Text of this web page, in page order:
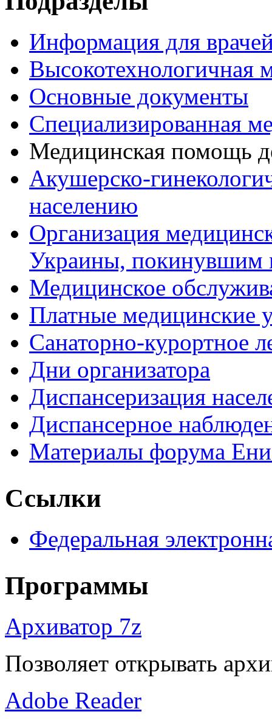
Информация для
Высокотехнологичная
Основные документы
Специализированная
Медицинская помощь
Акушерско-
населению
Организация
Украины, покинувшим
Медицинское
Платные медицинские
Санаторно-курортное
Дни организатора
Диспансеризация
Диспансерное
Материалы форума
Ссылки
Федеральная
Программы
Архиватор 7z
Позволяет открывать
Adobe Reader